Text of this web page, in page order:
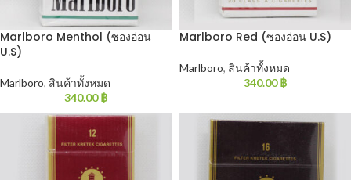
Marlboro Menthol (ซองอ่อน
U.S)
Marlboro, สินค้าทั้งหมด
340.00฿
Marlboro Red (ซองอ่อน U.S)
Marlboro, สินค้าทั้งหมด
340.00฿